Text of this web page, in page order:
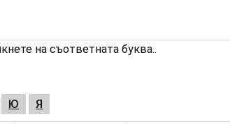
на съответната буква..
Ю Я